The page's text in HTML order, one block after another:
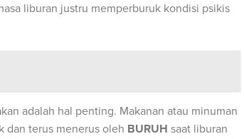
liburan justru memperburuk kondisi psikis
adalah hal penting. Makanan atau minuman
dan terus menerus oleh BURUH saat liburan